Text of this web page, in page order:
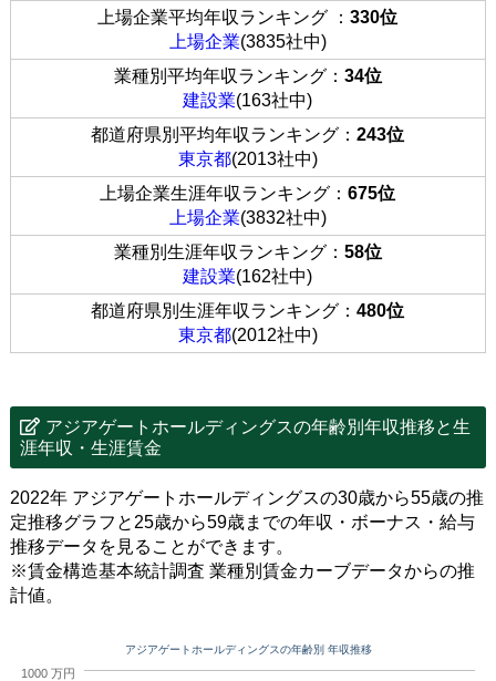
上場企業平均年収ランキング ：330位
上場企業(3835社中)
業種別平均年収ランキング： 34位
建設業(163社中)
都道府県別平均年収ランキング：243位
東京都(2013社中)
上場企業生涯年収ランキング：675位
上場企業(3832社中)
業種別生涯年収ランキング： 58位
建設業(162社中)
都道府県別生涯年収ランキング：480位
東京都(2012社中)
アジアゲートホールディングスの年齢別年収推移と生
涯年収・生涯賃金
2022年 アジアゲートホールディングスの30歳から55歳の推
定推移グラフと25歳から59歳までの年収・ボーナス・給与
推移データを見ることができます。
※賃金構造基本統計調査 業種別賃金カーブデータからの推
計値。
アジアゲートホールディングスの年齢別 年収推移
1000 万円